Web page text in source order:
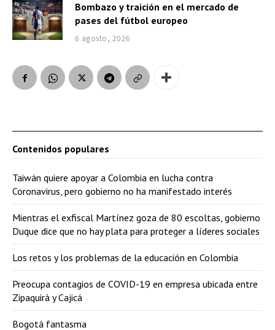
Bombazo y traición en el mercado de
pases del fútbol europeo
6 agosto, 2026
Contenidos populares
Taiwán quiere apoyar a Colombia en lucha contra
Coronavirus, pero gobierno no ha manifestado interés
Mientras el exfiscal Martínez goza de 80 escoltas, gobierno
Duque dice que no hay plata para proteger a líderes sociales
Los retos y los problemas de la educación en Colombia
Preocupa contagios de COVID-19 en empresa ubicada entre
Zipaquirá y Cajicá
Bogotá fantasma